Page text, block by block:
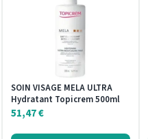
SOIN VISAGE MELA ULTRA
Hydratant Topicrem 500ml
51,47€